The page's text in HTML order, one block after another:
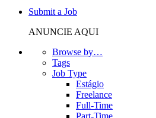
Submit a Job
ANUNCIE AQUI
Browse by…
Tags
Job Type
Estágio
Freelance
Full-Time
Part-Time